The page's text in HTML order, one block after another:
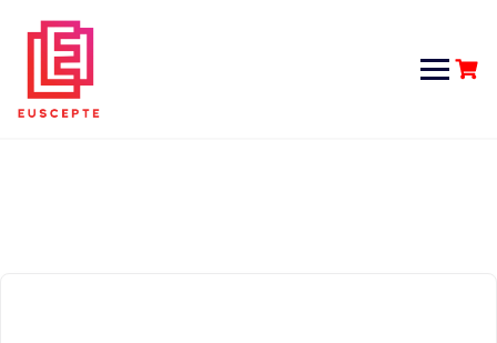
content